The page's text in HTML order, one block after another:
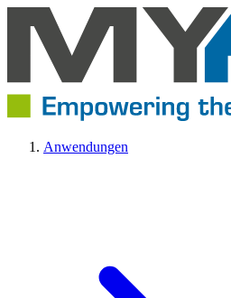
Anwendungen